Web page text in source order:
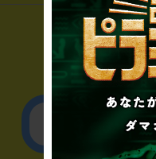
▼
公演